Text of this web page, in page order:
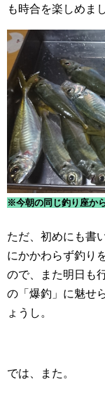
も時合を楽しめま
※今朝の同じ釣り座か
ただ、初めにも書
にかかわらず釣り
ので、また明日も
の「爆釣」に魅せ
ょうし。
では、また。